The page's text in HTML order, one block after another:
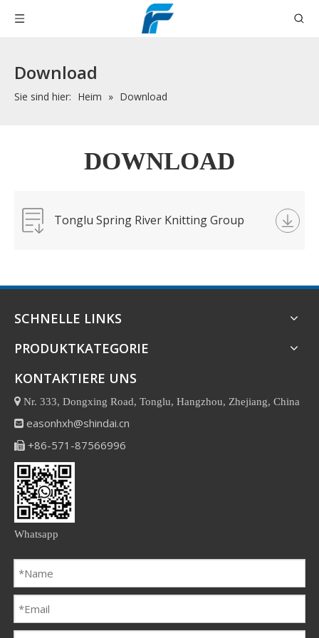
Download
Sie sind hier: Heim » Download
DOWNLOAD
Tonglu Spring River Knitting Group
SCHNELLE LINKS
PRODUKTKATEGORIE
KONTAKTIERE UNS
 Nr. 333, Dongxing Road, Tonglu, Hangzhou, Zhejiang, China
 easonhxh@shindai.cn
 +86-571-87566996
Whatsapp